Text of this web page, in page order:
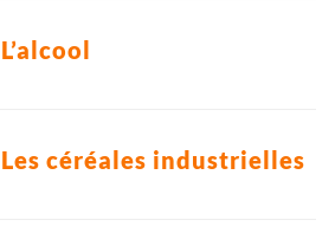
L’alcool
Les céréales industrielles